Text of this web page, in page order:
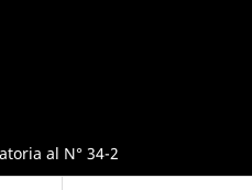
al N° 34-2